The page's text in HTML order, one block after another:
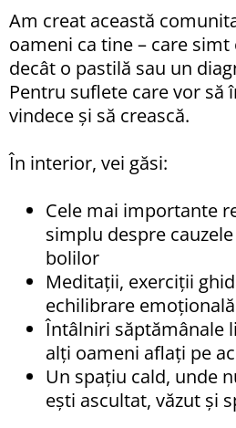
Am creat această
oameni ca tine – care
decât o pastilă sau un
Pentru suflete care vor să
vindece și să crească.
În interior, vei găsi:
Cele mai importante
simplu despre
bolilor
Meditații, exerciții
echilibrare emoțională
Întâlniri săptămânale
alți oameni aflați pe
Un spațiu cald, unde
ești ascultat, văzut și